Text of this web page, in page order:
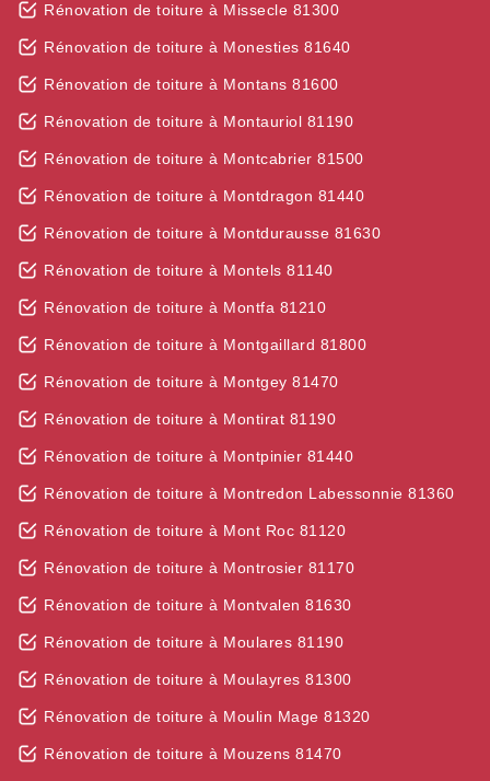
Rénovation de toiture à Missecle 81300
Rénovation de toiture à Monesties 81640
Rénovation de toiture à Montans 81600
Rénovation de toiture à Montauriol 81190
Rénovation de toiture à Montcabrier 81500
Rénovation de toiture à Montdragon 81440
Rénovation de toiture à Montdurausse 81630
Rénovation de toiture à Montels 81140
Rénovation de toiture à Montfa 81210
Rénovation de toiture à Montgaillard 81800
Rénovation de toiture à Montgey 81470
Rénovation de toiture à Montirat 81190
Rénovation de toiture à Montpinier 81440
Rénovation de toiture à Montredon Labessonnie 81360
Rénovation de toiture à Mont Roc 81120
Rénovation de toiture à Montrosier 81170
Rénovation de toiture à Montvalen 81630
Rénovation de toiture à Moulares 81190
Rénovation de toiture à Moulayres 81300
Rénovation de toiture à Moulin Mage 81320
Rénovation de toiture à Mouzens 81470